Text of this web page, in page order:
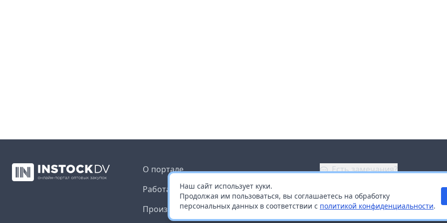
Наш сайт использует куки.
Продолжая им пользоваться, вы соглашаетесь на обработку
персональных данных в соответствии с политикой конфиденциальности.
О портале
Работа с платформой
Производителям и дистрибьюторам
Есть замечания?
Заказать звонок